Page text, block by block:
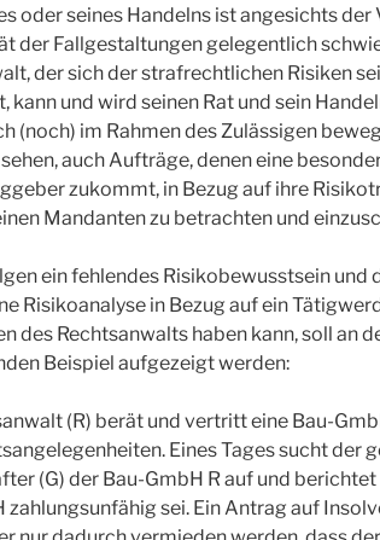
oder seines Handelns ist angesichts
der Fallgestaltungen gelegentlich
der sich der strafrechtlichen Risiken
kann und wird seinen Rat und sein
(noch) im Rahmen des Zulässigen
auch Aufträge, denen eine
zukommt, in Bezug auf ihre
Mandanten zu betrachten und
ein fehlendes Risikobewusstsein und
Risikoanalyse in Bezug auf ein
des Rechtsanwalts haben kann, soll an
Beispiel aufgezeigt werden:
(R) berät und vertritt eine Bau-
Eines Tages sucht der
(G) der Bau-GmbH R auf und berichtet
zahlungsunfähig sei. Ein Antrag auf